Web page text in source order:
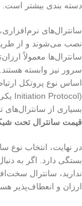
دسته بندی بیشتر است.
سانترال‌های
سانترال‌ها معمولاً
سرور نیز وابسته
بسیاری از
قیمت سانترال تحت
در نهایت، انتخاب نوع
بستگی دارد. اگر به
ندارید، سانترال
ارزان و انعطاف‌پذیر